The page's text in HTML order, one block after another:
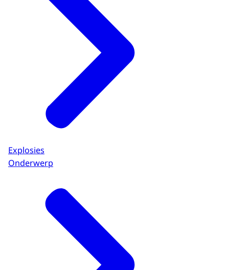
Explosies
Onderwerp